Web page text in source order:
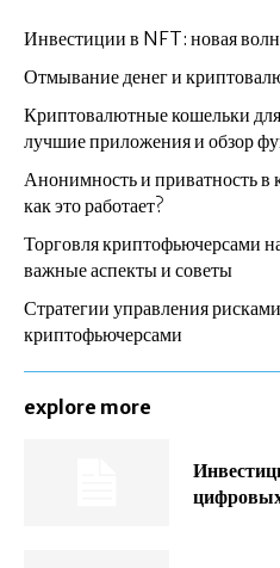
Инвестиции в NFT: новая
Отмывание денег и
Криптовалютные кошельки
лучшие приложения и обзор
Анонимность и приватность
как это работает?
Торговля криптофьючерсами
важные аспекты и советы
Стратегии управления
криптофьючерсами
explore more